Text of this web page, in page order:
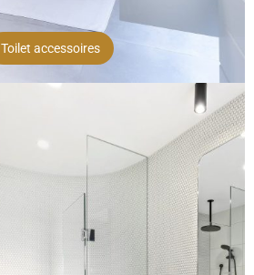
Toilet accessoires